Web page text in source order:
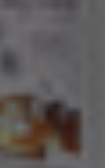
Ungere a
(Marea